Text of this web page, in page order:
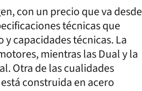
con un precio que va desde
técnicas que
capacidades técnicas. La
mientras las Dual y la
Otra de las cualidades
construida en acero